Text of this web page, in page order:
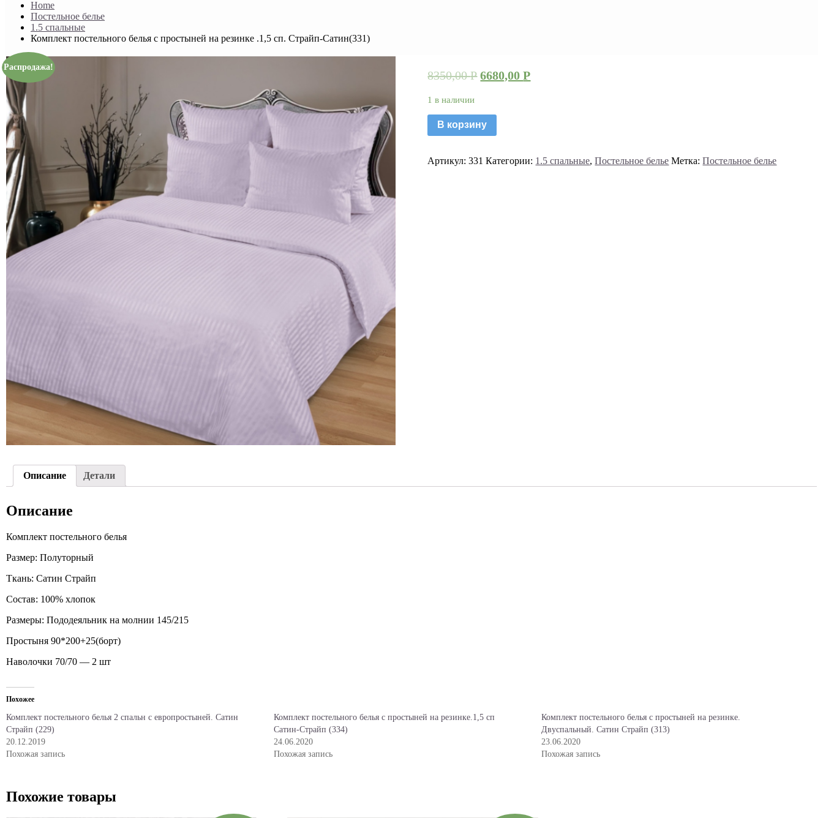
Home
Постельное белье
1.5 спальные
Комплект постельного белья с простыней на резинке .1,5 сп. Страйп-Сатин(331)
Распродажа!
8350,00Р 6680,00Р
1 в наличии
В корзину
Артикул:331 Категории: 1.5 спальные,Постельное белье Метка:Постельное белье
Описание Детали
Описание
Комплект постельного белья
Размер: Полуторный
Ткань: Сатин Страйп
Состав: 100% хлопок
Размеры: Пододеяльник на молнии 145/215
Простыня 90*200+25(борт)
Наволочки 70/70 — 2 шт
Похожее
Комплект постельного белья 2 спальн с европростыней. Сатин
Страйп (229)
20.12.2019
Похожая запись
Комплект постельного белья с простыней на резинке.1,5 сп
Сатин-Страйп (334)
24.06.2020
Похожая запись
Комплект постельного белья с простыней на резинке.
Двуспальный. Сатин Страйп (313)
23.06.2020
Похожая запись
Похожие товары